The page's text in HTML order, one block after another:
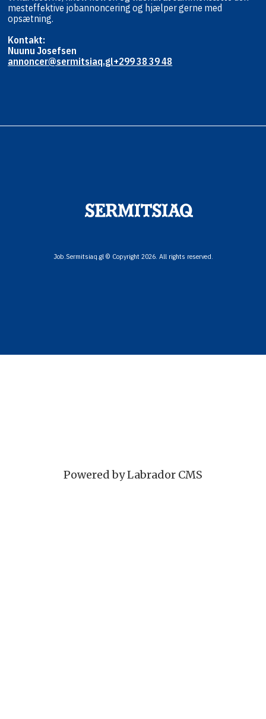
mesteffektive jobannoncering og hjælpergerne med
opsætning.
Kontakt:
Nuunu Josefsen
annoncer@sermitsiaq.gl+299 38 39 48
Job.Sermitsiaq.gl © Copyright 2026. All rights reserved.
Powered by Labrador CMS